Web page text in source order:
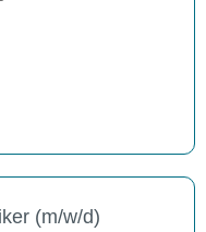
(m/w/d)